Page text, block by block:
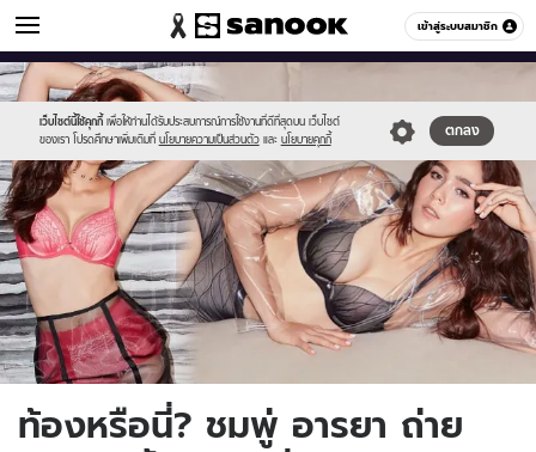
เข้าสู่ระบบสมาชิก
ข่าวบันเทิง หมวดอื่นๆ
เว็บไซต์นี้ใช้คุกกี้ เพื่อให้ท่านได้รับประสบการณ์การใช้งานที่ดีที่สุดบน เว็บไซต์
ของเรา โปรดศึกษาเพิ่มเติมที่ นโยบายความเป็นส่วนตัว และ นโยบายคุกกี้
ตกลง
Sanook
//s.isanook.com/sr/0/images/logo-
new-
sanook.png
600
60
//s.isanook.com/ns/0/ud/438/2191510/700.jpg
ท้องหรือนี่? ชมพู่ อารยา ถ่าย